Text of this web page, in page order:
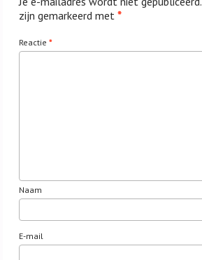
zijn gemarkeerd met*
Reactie*
Naam
E-mail